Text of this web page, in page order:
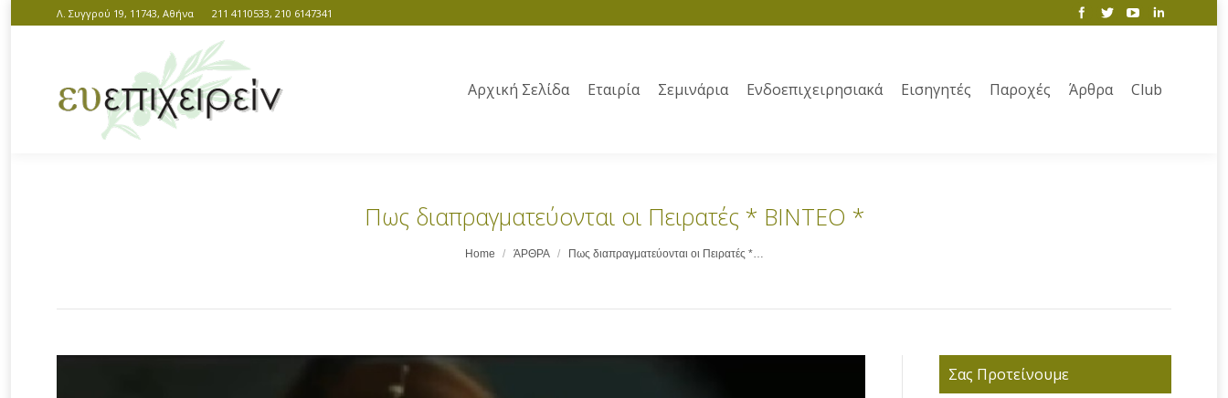
Λ. Συγγρού 19, 11743, Αθήνα 211 4110533, 210 6147341
Αρχική Σελίδα Εταιρία Σεμινάρια Ενδοεπιχειρησιακά Εισηγητές Παροχές Άρθρα Club
Πως διαπραγματεύονται οι Πειρατές * ΒΙΝΤΕΟ *
Home ΆΡΘΡΑ Πως διαπραγματεύονται οι Πειρατές *…
Σας Προτείνουμε